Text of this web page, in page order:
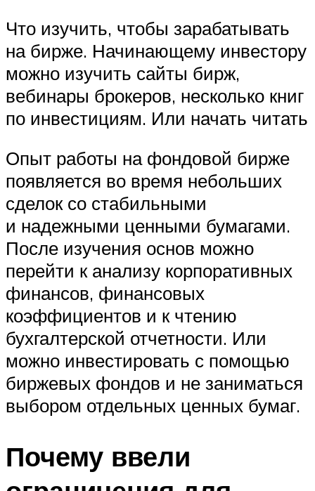
Что изучить, чтобы зарабатывать
на бирже. Начинающему инвестору
можно изучить сайты бирж,
вебинары брокеров, несколько книг
по инвестициям. Или начать читать
Опыт работы на фондовой бирже
появляется во время небольших
сделок со стабильными
и надежными ценными бумагами.
После изучения основ можно
перейти к анализу корпоративных
финансов, финансовых
коэффициентов и к чтению
бухгалтерской отчетности. Или
можно инвестировать с помощью
биржевых фондов и не заниматься
выбором отдельных ценных бумаг.
Почему ввели